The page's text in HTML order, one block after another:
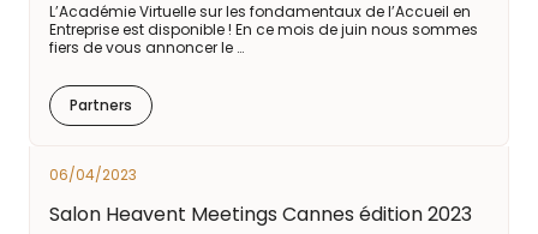
L’Académie Virtuelle sur les fondamentaux de l’Accueil en
Entreprise est disponible ! En ce mois de juin nous sommes
fiers de vous annoncer le …
Partners
06/04/2023
Salon Heavent Meetings Cannes édition 2023